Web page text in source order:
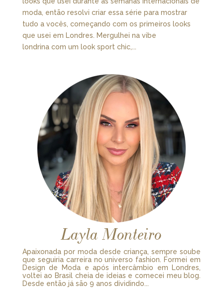
moda, então resolvi criar essa série para mostrar
tudo a vocês, começando com os primeiros looks
que usei em Londres. Mergulhei na vibe
londrina com um look sport chic,...
Layla Monteiro
Apaixonada por moda desde criança, sempre soube
que seguiria carreira no universo fashion. Formei em
Design de Moda e após intercâmbio em Londres,
voltei ao Brasil cheia de ideias e comecei meu blog.
Desde então já são 9 anos dividindo...